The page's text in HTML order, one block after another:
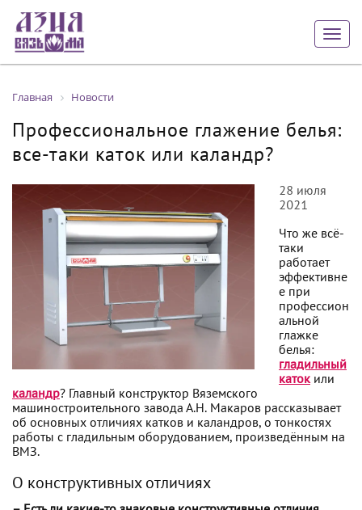
Главная Новости
Профессиональное глажение белья:
все-таки каток или каландр?
28 июля
2021
Что же всё-
таки
работает
эффективне
е при
профессион
альной
глажке
белья:
гладильный
катокили
каландр? Главный конструктор Вяземского
машиностроительного завода А.Н. Макаров рассказывает
об основных отличиях катков и каландров, о тонкостях
работы с гладильным оборудованием, произведённым на
ВМЗ.
О конструктивных отличиях